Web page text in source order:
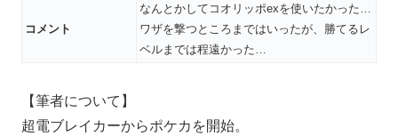
コメント
なんとかしてコオリッポexを使いたかった…
ワザを撃つところまではいったが、勝てるレ
ベルまでは程遠かった…
【筆者について】
超電ブレイカーからポケカを開始。